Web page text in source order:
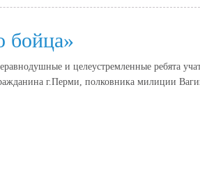
бойца»
и целеустремленные ребята
г.Перми, полковника милиции